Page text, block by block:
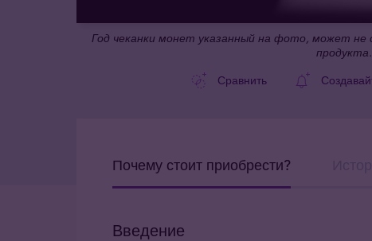
Год чеканки монет указанный на фото, может не
продукта.
Сравнить
Почему стоит приобрести?
Введение